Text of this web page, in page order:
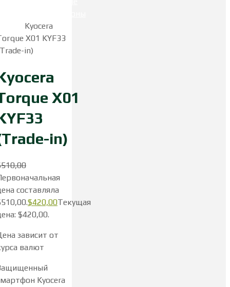
Kyocera
X01 KYF33
in)
X01
in)
510,00
составляла
$420,00Текущая
$420,00.
зависит от
валют
Kyocera